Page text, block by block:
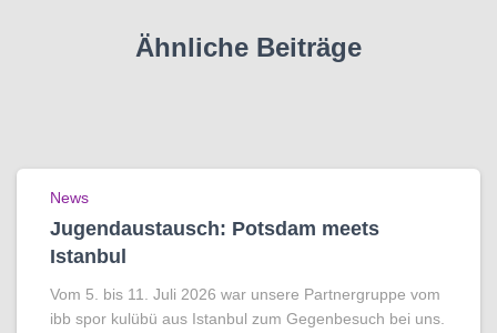
Ähnliche Beiträge
News
Jugendaustausch: Potsdam meets
Istanbul
Vom 5. bis 11. Juli 2026 war unsere Partnergruppe vom
ibb spor kulübü aus Istanbul zum Gegenbesuch bei uns.